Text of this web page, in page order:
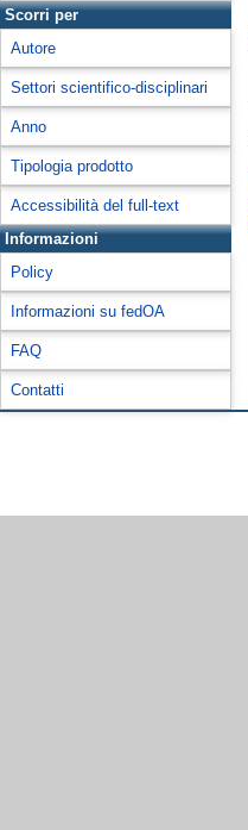
Scorri per
Autore
Settori scientifico-disciplinari
Anno
Tipologia prodotto
Accessibilità del full-text
Informazioni
Policy
Informazioni su fedOA
FAQ
Contatti